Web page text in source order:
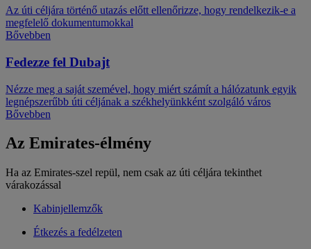
Az úti céljára történő utazás előtt ellenőrizze, hogy rendelkezik-e a
megfelelő dokumentumokkal
Bővebben
Fedezze fel Dubajt
Nézze meg a saját szemével, hogy miért számít a hálózatunk egyik
legnépszerűbb úti céljának a székhelyünkként szolgáló város
Bővebben
Az Emirates-élmény
Ha az Emirates-szel repül, nem csak az úti céljára tekinthet
várakozással
Kabinjellemzők
Étkezés a fedélzeten